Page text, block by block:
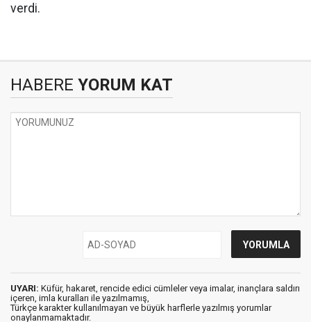
verdi.
HABERE YORUM KAT
UYARI: Küfür, hakaret, rencide edici cümleler veya imalar, inançlara saldırı
içeren, imla kuralları ile yazılmamış,
Türkçe karakter kullanılmayan ve büyük harflerle yazılmış yorumlar
onaylanmamaktadır.